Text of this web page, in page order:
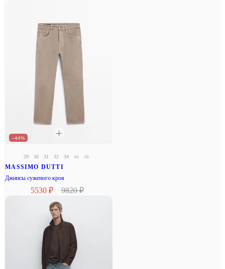
–44%
29 30 31 32 34 36 38
MASSIMO DUTTI
Джинсы суженого кроя
5530 ₽ 9820 ₽